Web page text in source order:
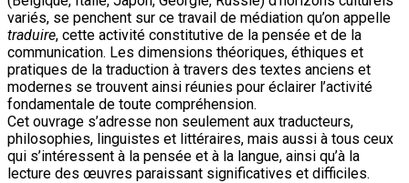
variés, se penchent sur ce travail de médiation qu’on appelle
traduire, cette activité constitutive de la pensée et de la
communication. Les dimensions théoriques, éthiques et
pratiques de la traduction à travers des textes anciens et
modernes se trouvent ainsi réunies pour éclairer l’activité
fondamentale de toute compréhension.
Cet ouvrage s’adresse non seulement aux traducteurs,
philosophies, linguistes et littéraires, mais aussi à tous ceux
qui s’intéressent à la pensée et à la langue, ainsi qu’à la
lecture des œuvres paraissant significatives et difficiles.